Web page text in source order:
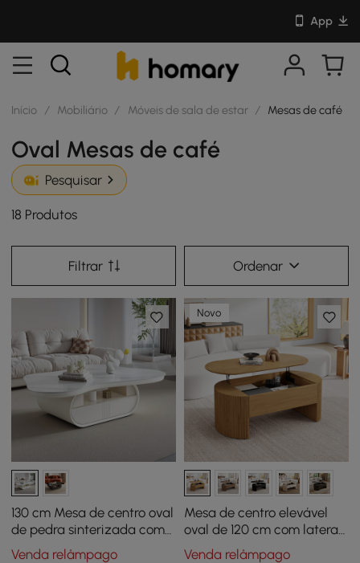
App
Início / Mobiliário / Móveis de sala de estar / Mesas de café
Oval Mesas de café
Pesquisar
18 Produtos
Filtrar Ordenar
130 cm Mesa de centro oval
de pedra sinterizada com
arrumação
Venda relâmpago
Novo
Mesa de centro elevável
oval de 120 cm com laterais
caneladas natural
Venda relâmpago